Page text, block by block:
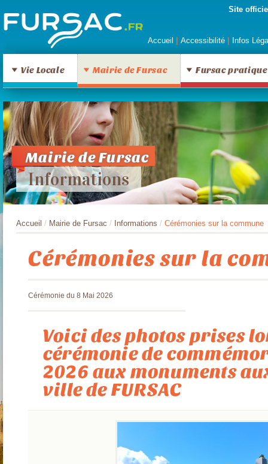
Site
Accueil Accessibilité Infos
Vie Locale Mairie de Fursac Fursac pratique
Mairie de Fursac
Informations
Accueil / Mairie de Fursac / Informations / Cérémonies sur la commune
Cérémonies sur la
Cérémonie du 8 Mai 2026
Voici des photos prises
cérémonie de
2026 aux monuments
ville de FURSAC